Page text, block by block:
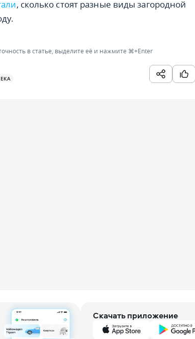
, сколько стоят разные виды загородной
в статье, выделите её и нажмите ⌘+Enter
Скачать приложение